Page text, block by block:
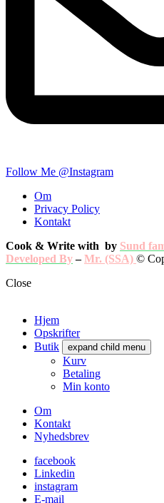
Follow Me @Instagram
Om
Privacy Policy
Kontakt
Cook & Write with by Sund
Developed By–Mr. (SSA) ©
Close
Hjem
Opskrifter
Butik
expand child menu
Kurv
Betaling
Min konto
Om
Kontakt
Nyhedsbrev
facebook
Linkedin
instagram
E-mail